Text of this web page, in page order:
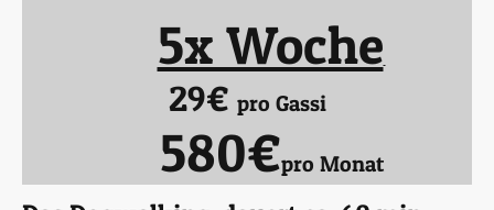
5x Woche
29€ pro Gassi
580€pro Monat